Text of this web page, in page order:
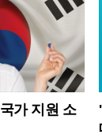
가 지원 소